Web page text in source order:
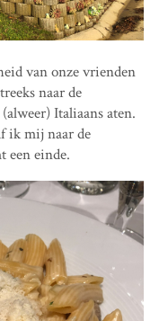
van onze vrienden
naar de
Italiaans aten.
ik mij naar de
een einde.